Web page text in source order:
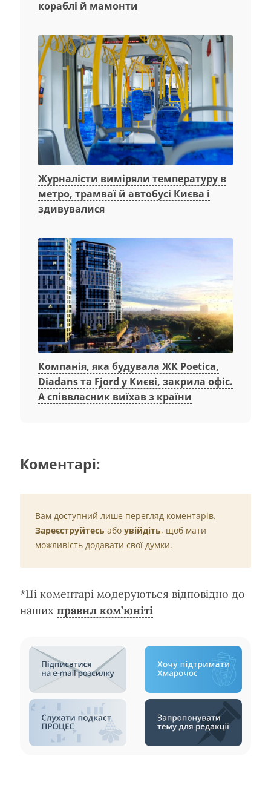
кораблі й мамонти
Журналісти виміряли температуру в
метро, трамваї й автобусі Києва і
здивувалися
Компанія, яка будувала ЖК Poetica,
Diadans та Fjord у Києві, закрила офіс.
А співвласник виїхав з країни
Коментарі:
Вам доступний лише перегляд коментарів.
Зареєструйтесь або увійдіть, щоб мати
можливість додавати свої думки.
*Ці коментарі модеруються відповідно до
наших правил ком’юніті